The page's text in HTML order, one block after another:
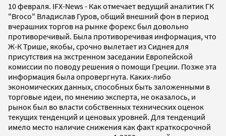
10 февраля. IFX-News - Как отмечает ведущий аналитик ГК
"Broco" Владислав Гуров, общий внешний фон в период
вчерашних торгов на рынке форекс был довольно
противоречивый. Была противоречивая информация, что
Ж-К Трише, якобы, срочно вылетает из Сиднея для
присутствия на экстренном заседании Европейской
комиссии по поводу решения о помощи Греции. Позже эта
информация была опровергнута. Каких-либо
экономических данных, способных быть заложенными в
торговые идеи, по мнению эксперта, не оказалось, и
рынок был во власти собственных технических оценок
текущих тенденций и ценовых уровней. Для тенденций
имело место наличие снижения как факт краткосрочной